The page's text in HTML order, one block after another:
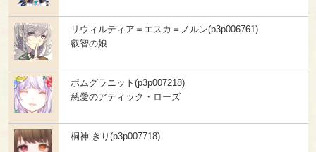
リウィルディア＝エスカ＝ノルン(p3p006761)
叡智の娘
ポムグラニット(p3p007218)
慈愛のアティック・ローズ
桐神 きり(p3p007718)